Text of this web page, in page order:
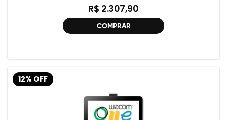
R$ 2.307,90
COMPRAR
12% OFF